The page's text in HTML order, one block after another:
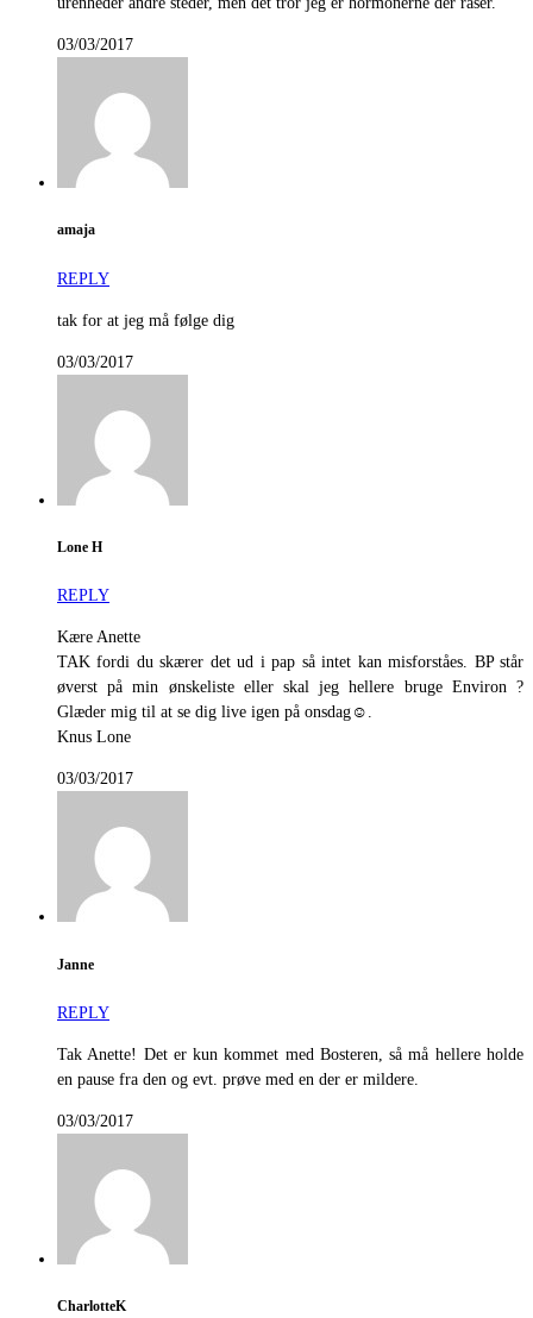
03/03/2017
amaja
REPLY
tak for at jeg må følge dig
03/03/2017
Lone H
REPLY
Kære Anette
TAK fordi du skærer det ud i pap så intet kan misforståes. BP står
øverst på min ønskeliste eller skal jeg hellere bruge Environ ?
Glæder mig til at se dig live igen på onsdag☺.
Knus Lone
03/03/2017
Janne
REPLY
Tak Anette! Det er kun kommet med Bosteren, så må hellere holde
en pause fra den og evt. prøve med en der er mildere.
03/03/2017
CharlotteK